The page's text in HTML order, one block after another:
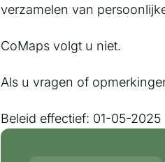
verzamelen van
CoMaps volgt u niet.
Als u vragen of
Beleid effectief: 01-05-2025